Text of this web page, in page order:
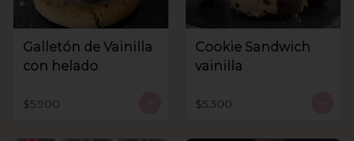
Galletón de Vainilla
con helado
$5.900
Cookie Sandwich
vainilla
$5.300